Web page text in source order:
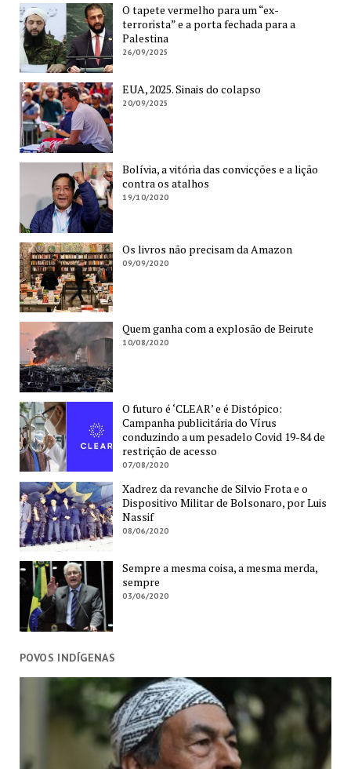
O tapete vermelho para um “ex-
terrorista” e a porta fechada para a
Palestina
26/09/2025
EUA, 2025. Sinais do colapso
20/09/2025
Bolívia, a vitória das convicções e a lição
contra os atalhos
19/10/2020
Os livros não precisam da Amazon
09/09/2020
Quem ganha com a explosão de Beirute
10/08/2020
O futuro é ‘CLEAR’ e é Distópico:
Campanha publicitária do Vírus
conduzindo a um pesadelo Covid 19-84 de
restrição de acesso
07/08/2020
Xadrez da revanche de Silvio Frota e o
Dispositivo Militar de Bolsonaro, por Luis
Nassif
08/06/2020
Sempre a mesma coisa, a mesma merda,
sempre
03/06/2020
POVOS INDÍGENAS